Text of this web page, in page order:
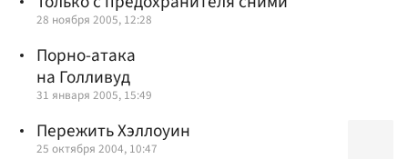
28 ноября 2005, 12:28
Порно-атака
на Голливуд
31 января 2005, 15:49
Пережить Хэллоуин
25 октября 2004, 10:47